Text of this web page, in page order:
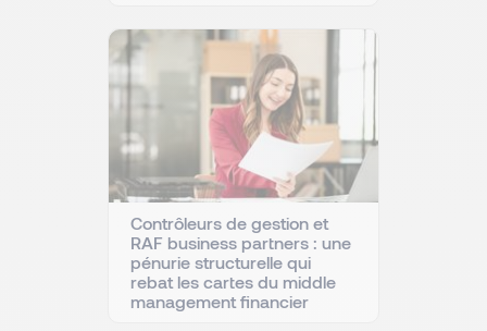
Contrôleurs de gestion et
RAF business partners : une
pénurie structurelle qui
rebat les cartes du middle
management financier